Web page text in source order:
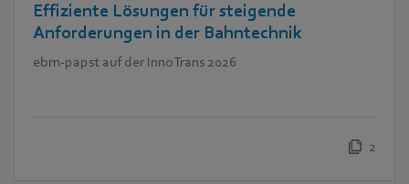
Effiziente Lösungen für steigende
Anforderungen in der Bahntechnik
ebm‑papst auf der InnoTrans 2026
2